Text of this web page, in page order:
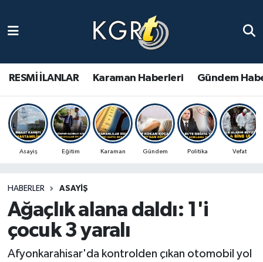
RESMİ İLANLAR Karaman Haberleri Gündem
Asayiş Eğitim Karaman Gündem Politika Vefat
HABERLER ASAYIŞ
Ağaçlık alana daldı: 1'i
çocuk 3 yaralı
Afyonkarahisar'da kontrolden çıkan otomobil yol
Gündem Haberleri
Güncel Haberler
Spor Haberleri
Ulusal Haberler
Vefat Edenler